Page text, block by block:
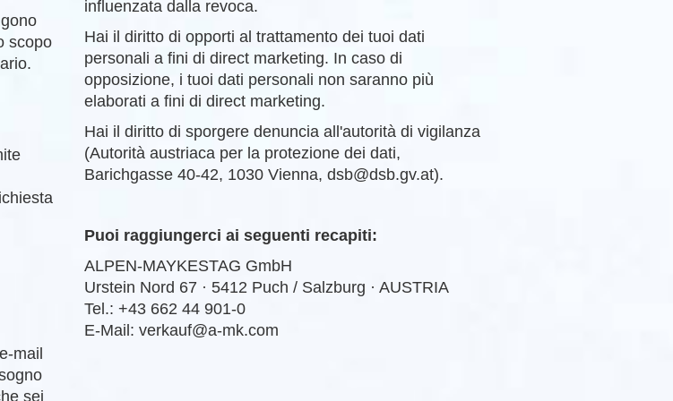
scopo
mail
sei
influenzata dalla revoca.
Hai il diritto di opporti al trattamento dei tuoi dati
personali a fini di direct marketing. In caso di
opposizione, i tuoi dati personali non saranno più
elaborati a fini di direct marketing.
Hai il diritto di sporgere denuncia all'autorità di vigilanza
(Autorità austriaca per la protezione dei dati,
Barichgasse 40-42, 1030 Vienna, dsb@dsb.gv.at).
Puoi raggiungerci ai seguenti recapiti:
ALPEN-MAYKESTAG GmbH
Urstein Nord 67 · 5412 Puch / Salzburg · AUSTRIA
Tel.: +43 662 44 901-0
E-Mail: verkauf@a-mk.com